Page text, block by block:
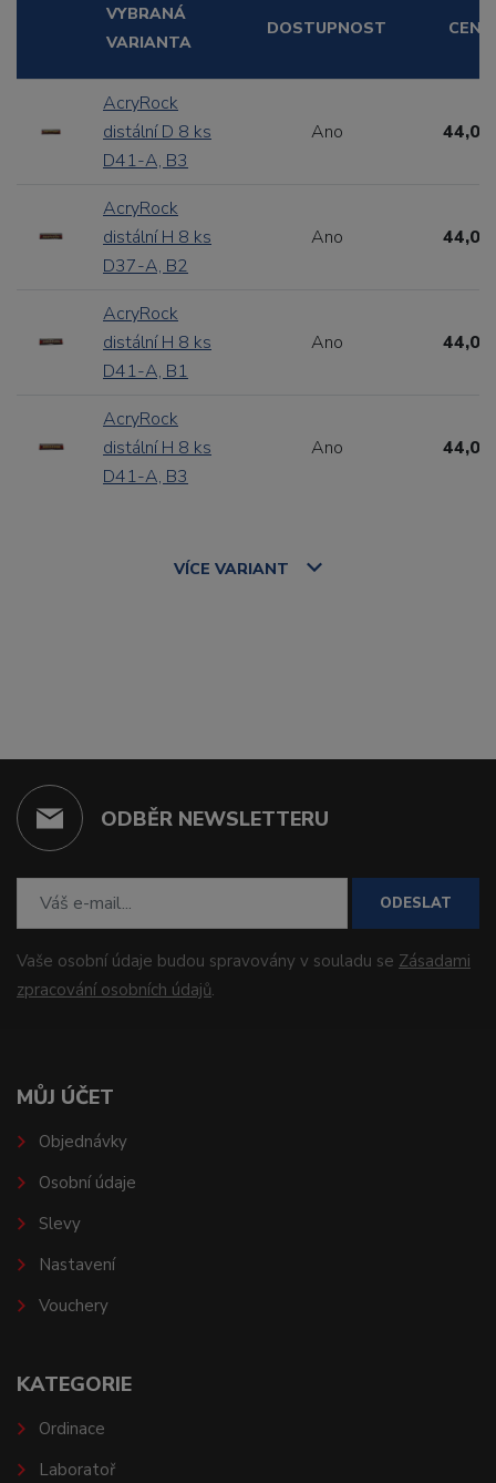
VYBRANÁ
VARIANTA
DOSTUPNOST CENA
AcryRock
distální D 8 ks
D41-A, B3
Ano 44,00
AcryRock
distální H 8 ks
D37-A, B2
Ano 44,00
AcryRock
distální H 8 ks
D41-A, B1
Ano 44,00
AcryRock
distální H 8 ks
D41-A, B3
Ano 44,00
VÍCE VARIANT
ODBĚR NEWSLETTERU
ODESLAT
Vaše osobní údaje budou spravovány v souladu se Zásadami
zpracování osobních údajů.
MŮJ ÚČET
Objednávky
Osobní údaje
Slevy
Nastavení
Vouchery
KATEGORIE
Ordinace
Laboratoř